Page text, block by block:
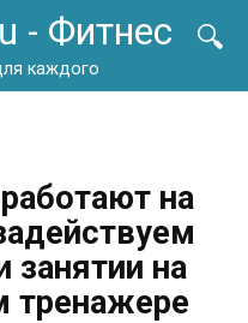
- Фитнес
каждого
на
занятии на
тренажере